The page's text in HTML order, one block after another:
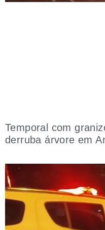
Temporal com
derruba árvore em